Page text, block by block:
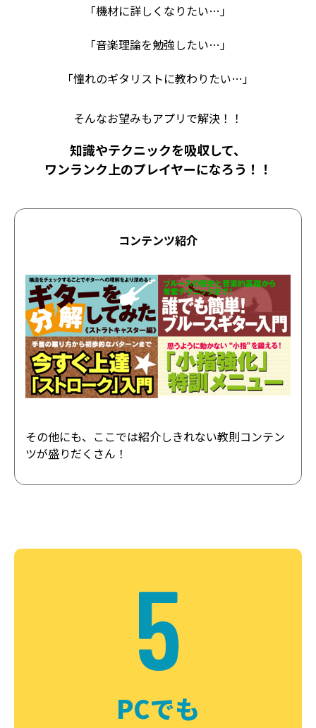
「機材に詳しくなりたい…」
「音楽理論を勉強したい…」
「憧れのギタリストに教わりたい…」
そんなお望みもアプリで解決！！
知識やテクニックを吸収して、
ワンランク上のプレイヤーになろう！！
コンテンツ紹介
その他にも、ここでは紹介しきれない教則コンテン
ツが盛りだくさん！
5
PCでも